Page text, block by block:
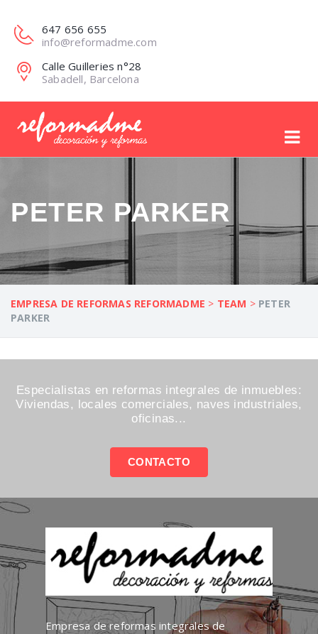
647 656 655
info@reformadme.com
Calle Guilleries n°28
Sabadell, Barcelona
PETER PARKER
EMPRESA DE REFORMAS REFORMADME > TEAM > PETER
PARKER
Especialistas en reformas integrales de inmuebles:
Viviendas, locales comerciales, naves industriales,
oficinas...
CONTACTO
Empresa de reformas integrales de